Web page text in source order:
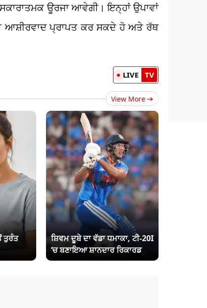
ਊਰਜਾ ਆਵੇਗੀ। ਇਨ੍ਹਾਂ ਉਪਾਵਾਂ
ਆਸ਼ੀਰਵਾਦ ਪ੍ਰਾਪਤ ਕਰ ਸਕਦੇ ਹੋ ਅਤੇ ਰੱਥ
LIVE TV
View More
ਤੁਰੰਤ
ਸ਼ਿਵਮ ਦੂਬੇ ਦਾ ਵੱਡਾ ਧਮਾਕਾ, ਟੀ-20I
‘ਚ ਬਣਾਇਆ ਸ਼ਾਨਦਾਰ ਰਿਕਾਰਡ